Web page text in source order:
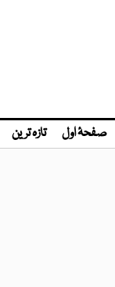
صفحۂ اول تازہ ترین